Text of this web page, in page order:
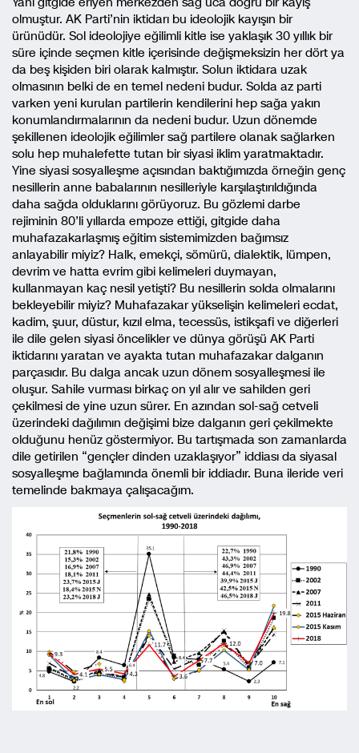
olmuştur. AK Parti’nin iktidarı bu ideolojik kayışın bir
ürünüdür. Sol ideolojiye eğilimli kitle ise yaklaşık 30 yıllık bir
süre içinde seçmen kitle içerisinde değişmeksizin her dört ya
da beş kişiden biri olarak kalmıştır. Solun iktidara uzak
olmasının belki de en temel nedeni budur. Solda az parti
varken yeni kurulan partilerin kendilerini hep sağa yakın
konumlandırmalarının da nedeni budur. Uzun dönemde
şekillenen ideolojik eğilimler sağ partilere olanak sağlarken
solu hep muhalefette tutan bir siyasi iklim yaratmaktadır.
Yine siyasi sosyalleşme açısından baktığımızda örneğin genç
nesillerin anne babalarının nesilleriyle karşılaştırıldığında
daha sağda olduklarını görüyoruz. Bu gözlemi darbe
rejiminin 80’li yıllarda empoze ettiği, gitgide daha
muhafazakarlaşmış eğitim sistemimizden bağımsız
anlayabilir miyiz? Halk, emekçi, sömürü, dialektik, lümpen,
devrim ve hatta evrim gibi kelimeleri duymayan,
kullanmayan kaç nesil yetişti? Bu nesillerin solda olmalarını
bekleyebilir miyiz? Muhafazakar yükselişin kelimeleri ecdat,
kadim, şuur, düstur, kızıl elma, tecessüs, istikşafi ve diğerleri
ile dile gelen siyasi öncelikler ve dünya görüşü AK Parti
iktidarını yaratan ve ayakta tutan muhafazakar dalganın
parçasıdır. Bu dalga ancak uzun dönem sosyalleşmesi ile
oluşur. Sahile vurması birkaç on yıl alır ve sahilden geri
çekilmesi de yine uzun sürer. En azından sol-sağ cetveli
üzerindeki dağılımın değişimi bize dalganın geri çekilmekte
olduğunu henüz göstermiyor. Bu tartışmada son zamanlarda
dile getirilen “gençler dinden uzaklaşıyor” iddiası da siyasal
sosyalleşme bağlamında önemli bir iddiadır. Buna ileride veri
temelinde bakmaya çalışacağım.